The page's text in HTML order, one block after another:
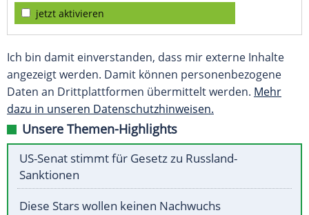
jetzt aktivieren
Ich bin damit einverstanden, dass mir externe Inhalte
angezeigt werden. Damit können personenbezogene
Daten an Drittplattformen übermittelt werden. Mehr
dazu in unseren Datenschutzhinweisen.
Unsere Themen-Highlights
US-Senat stimmt für Gesetz zu Russland-
Sanktionen
Diese Stars wollen keinen Nachwuchs